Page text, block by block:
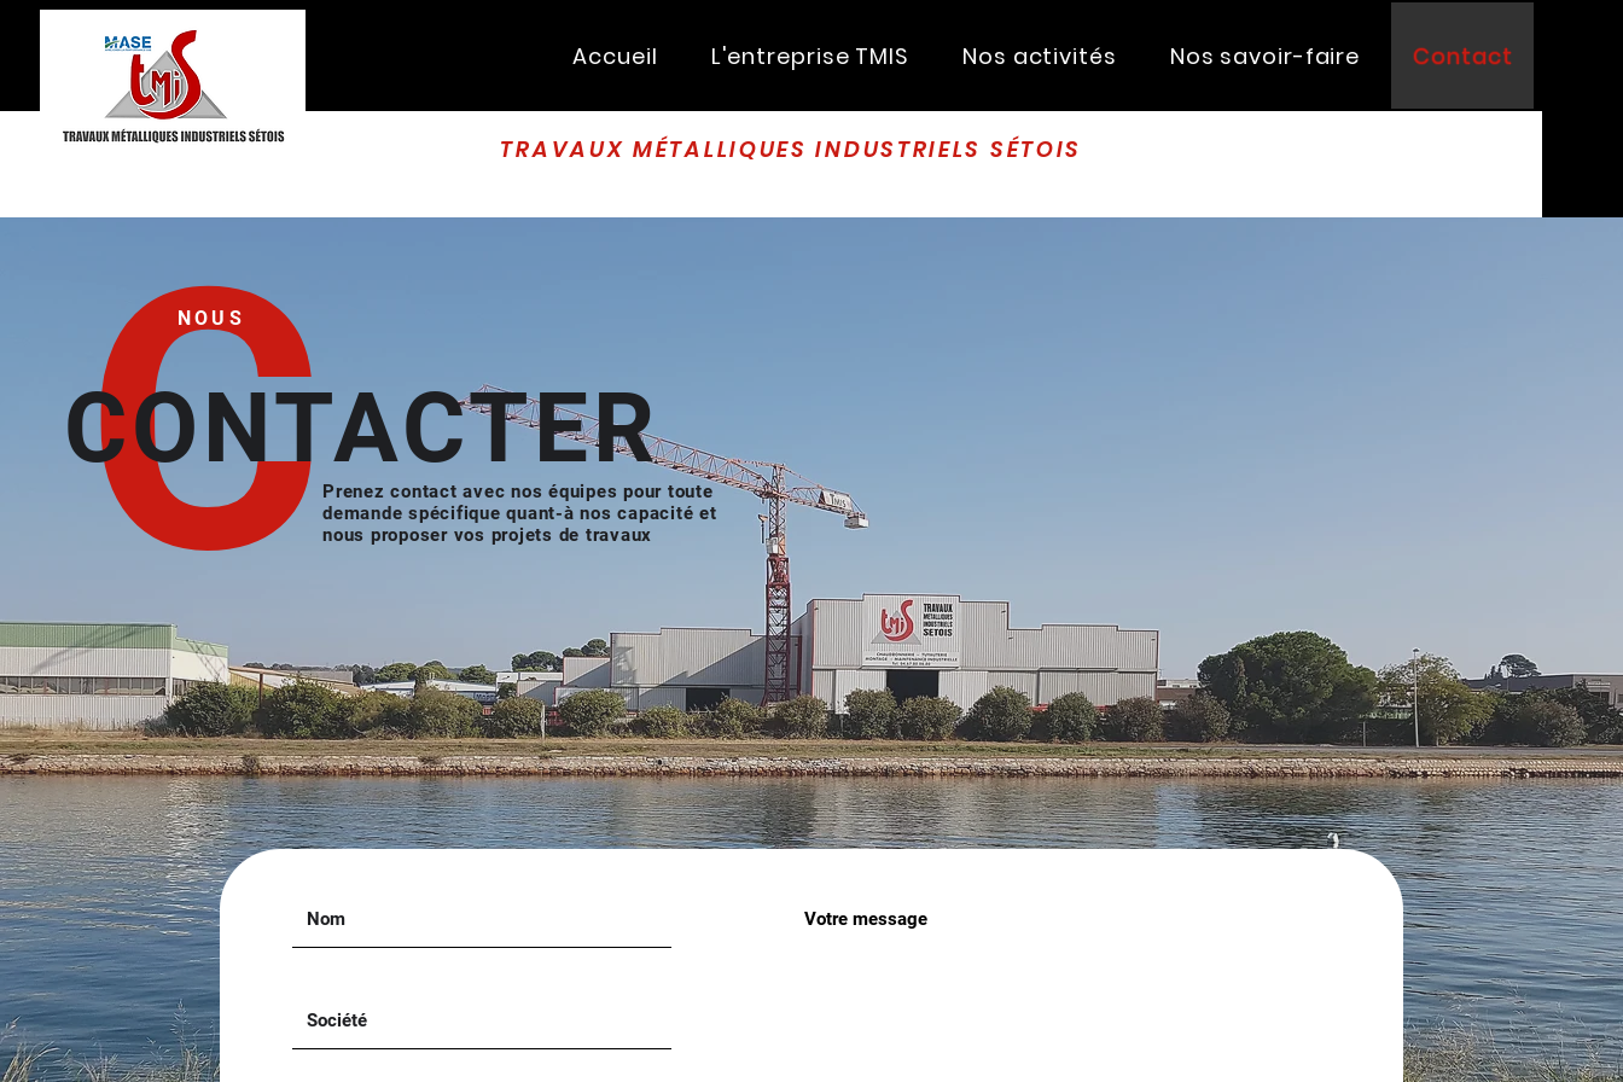
Accueil L'entreprise TMIS Nos activités Nos savoir-faire Contact
TRAVAUX MÉTALLIQUES INDUSTRIELS SÉTOIS
C
CONTACTER
Prenez contact avec nos équipes pour toute
demande spécifique quant-à nos capacité et
nous proposer vos projets de travaux
NOUS